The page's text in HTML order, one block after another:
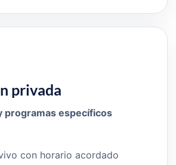
privada
programas específicos
con horario acordado